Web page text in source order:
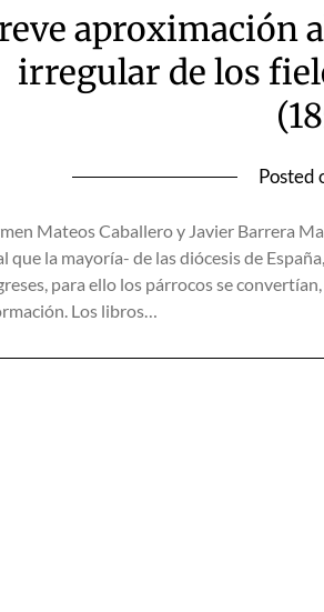
aproximación
irregular de los
Posted
Mateos Caballero y Javier Barrera
que la mayoría- de las diócesis de
para ello los párrocos se
Los libros…